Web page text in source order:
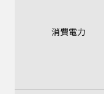
消費電力